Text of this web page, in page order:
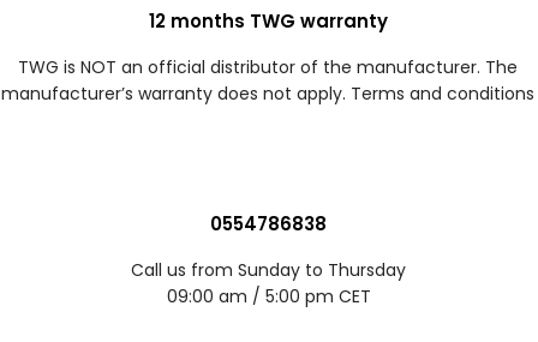
12 months TWG warranty
TWG is NOT an official distributor of the manufacturer. The
manufacturer’s warranty does not apply. Terms and conditions
0554786838
Call us from Sunday to Thursday
09:00 am / 5:00 pm CET